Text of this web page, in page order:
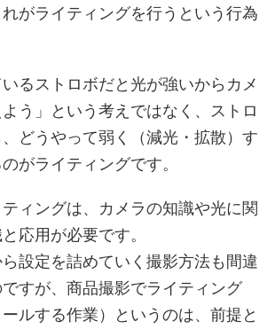
がライティングを行うという行為
いるストロボだと光が強いからカメ
う」という考えではなく、ストロ
どうやって弱く（減光・拡散）す
がライティングです。
ィングは、カメラの知識や光に関
応用が必要です。
設定を詰めていく撮影方法も間違
すが、商品撮影でライティング
ールする作業）というのは、前提と